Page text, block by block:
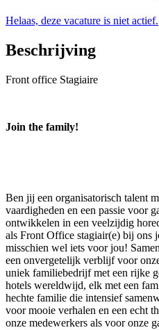
Helaas, deze vacature is niet actief.
Beschrijving
Front office Stagiaire
Join the family!
Ben jij een organisatorisch talent
vaardigheden en een passie voor
ontwikkelen in een veelzijdig
als Front Office stagiair(e) bij ons
misschien wel iets voor jou!
een onvergetelijk verblijf voor
uniek familiebedrijf met een rijke
hotels wereldwijd, elk met een
hechte familie die intensief
voor mooie verhalen en een echt
onze medewerkers als voor onze